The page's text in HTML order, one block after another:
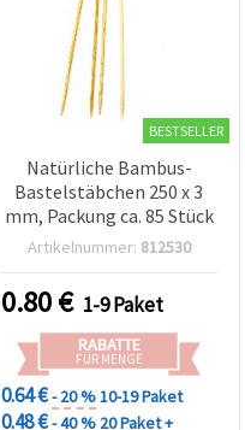
BESTSELLER
Natürliche Bambus-
Bastelstäbchen 250 x 3
mm, Packung ca. 85 Stück
Artikelnummer: 812530
0.80€ 1-9 Paket
RABATTE
FÜR MENGE
0.64 €- 20 %10-19 Paket
0.48 €- 40 % 20 Paket +